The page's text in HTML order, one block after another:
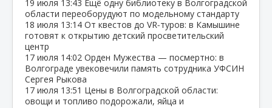
19 июля 13:43 Ещё одну библиотеку в Волгоградской
области переоборудуют по модельному стандарту
18 июля 13:14 От квестов до VR‑туров: в Камышине
готовят к открытию детский просветительский
центр
17 июля 14:02 Орден Мужества — посмертно: в
Волгограде увековечили память сотрудника УФСИН
Сергея Рыкова
17 июля 13:51 Цены в Волгоградской области:
овощи и топливо подорожали, яйца и